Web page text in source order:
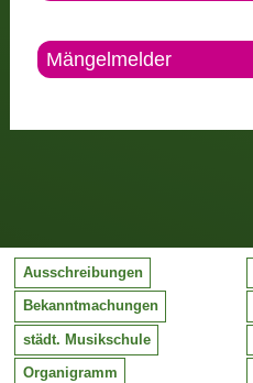
Mängelmelder
Ausschreibungen
Bekanntmachungen
städt. Musikschule
Organigramm